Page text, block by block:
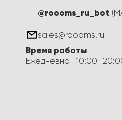
@roooms_ru_bot
sales@roooms.ru
Время работы
Ежедневно | 10:00–